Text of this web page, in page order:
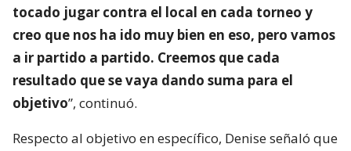
tocado jugar contra el local en cada torneo y
creo que nos ha ido muy bien en eso, pero vamos
a ir partido a partido. Creemos que cada
resultado que se vaya dando suma para el
objetivo”, continuó.
Respecto al objetivo en específico, Denise señaló que